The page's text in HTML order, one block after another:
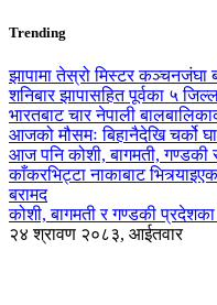
Trending
झापामा तेस्रो मिस्टर कञ्चनजंघा
शनिबार झापासहित पूर्वका ५
भारतबाट चार नेपाली
आजको मौसमः बिहानैदेखि चर्को
आज पनि कोशी, बागमती, गण्डकी र
काँकरभिट्टा नाकाबाट
बरामद
कोशी, बागमती र गण्डकी प्रदेशका
२४ श्रावण २०८३, आईतवार